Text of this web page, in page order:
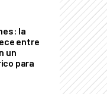
la
entre
un
para